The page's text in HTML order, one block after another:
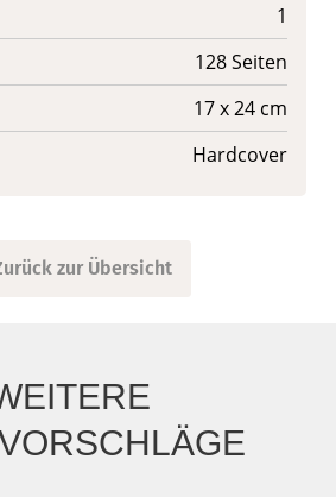
1
128 Seiten
17 x 24 cm
Hardcover
zur Übersicht